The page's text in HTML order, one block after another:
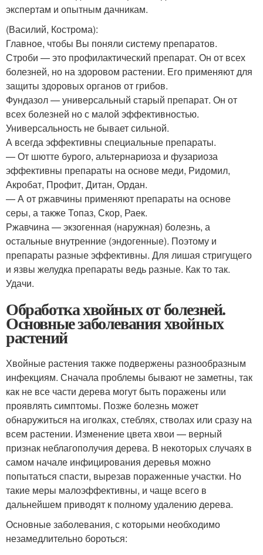
экспертам и опытным дачникам.
(Василий, Кострома):
Главное, чтобы Вы поняли систему препаратов.
Строби — это профилактический препарат. Он от всех
болезней, но на здоровом растении. Его применяют для
защиты здоровых органов от грибов.
Фундазол — универсальный старый препарат. Он от
всех болезней но с малой эффективностью.
Универсальность не бывает сильной.
А всегда эффективны специальные препараты.
— От шютте бурого, альтернариоза и фузариоза
эффективны препараты на основе меди, Ридомил,
Акробат, Профит, Дитан, Ордан.
— А от ржавчины применяют препараты на основе
серы, а также Топаз, Скор, Раек.
Ржавчина — экзогенная (наружная) болезнь, а
остальные внутренние (эндогенные). Поэтому и
препараты разные эффективны. Для лишая стригущего
и язвы желудка препараты ведь разные. Как то так.
Удачи.
Обработка хвойных от болезней.
Основные заболевания хвойных
растений
Хвойные растения также подвержены разнообразным
инфекциям. Сначала проблемы бывают не заметны, так
как не все части дерева могут быть поражены или
проявлять симптомы. Позже болезнь может
обнаружиться на иголках, стеблях, стволах или сразу на
всем растении. Изменение цвета хвои — верный
признак неблагополучия дерева. В некоторых случаях в
самом начале инфицирования деревья можно
попытаться спасти, вырезав пораженные участки. Но
такие меры малоэффективны, и чаще всего в
дальнейшем приводят к полному удалению дерева.
Основные заболевания, с которыми необходимо
незамедлительно бороться: